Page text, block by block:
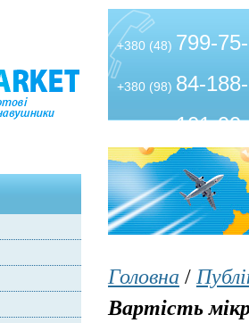
+380 (48) 799-
+380 (98) 84-
101-
Головна /
Вартість